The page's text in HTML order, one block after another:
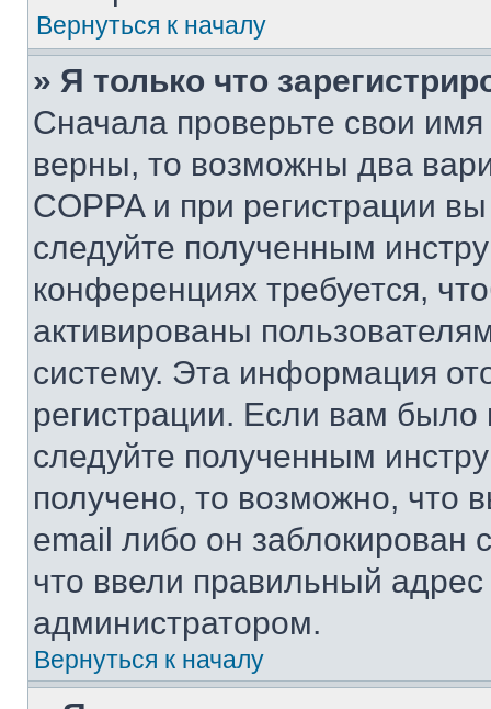
Вернуться к началу
» Я только что
Сначала проверьте свои
верны, то возможны два
COPPA и при регистрации
следуйте полученным
конференциях требуется,
активированы
систему. Эта информация
регистрации. Если вам
следуйте полученным
получено, то возможно, что
email либо он
что ввели правильный адрес
администратором.
Вернуться к началу